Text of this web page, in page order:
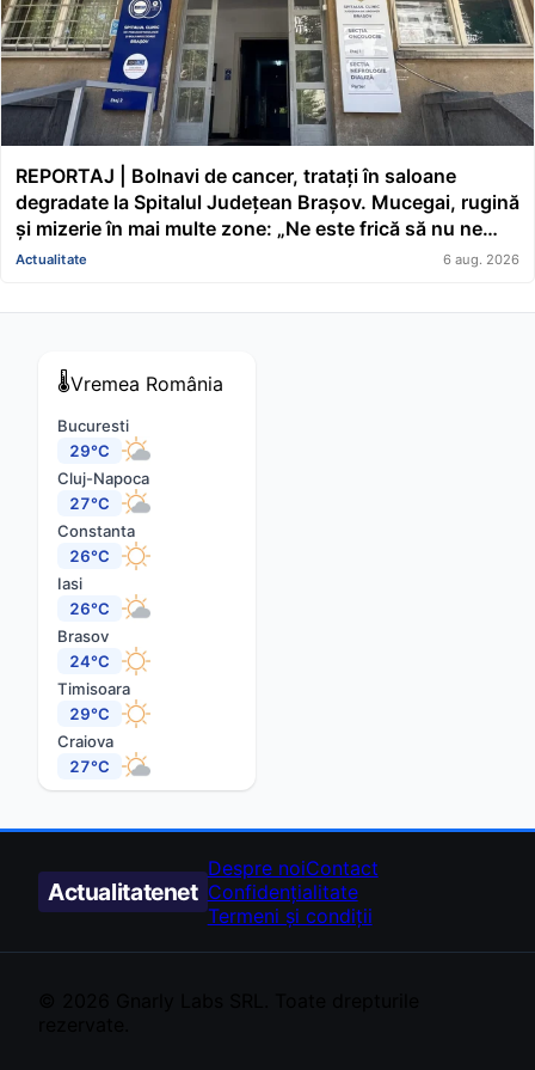
REPORTAJ | Bolnavi de cancer, tratați în saloane
degradate la Spitalul Județean Brașov. Mucegai, rugină
și mizerie în mai multe zone: „Ne este frică să nu ne
cadă tavanul în cap” FOTO/VIDEO
Actualitate 6 aug. 2026
🌡️Vremea România
Bucuresti
29°C
Cluj-Napoca
27°C
Constanta
26°C
Iasi
26°C
Brasov
24°C
Timisoara
29°C
Craiova
27°C
Actualitatenet
Despre noiContact
Confidențialitate
Termeni și condiții